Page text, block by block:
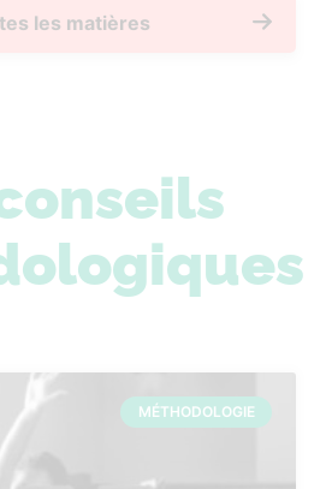
les matières
MÉTHODOLOGIE